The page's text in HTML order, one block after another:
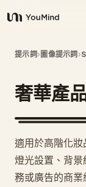
YouMind
概覽
使用案例
提示詞
提示詞› 圖像提示詞 ›
奢華產
適用於高階化
燈光設置、背
務或廣告的商業